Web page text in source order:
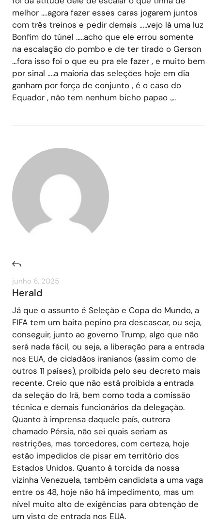
melhor ….agora fazer esses caras jogarem juntos
com três treinos e pedir demais …..vejo lá uma luz
Bonfim do túnel …..acho que ele errou somente
na escalação do pombo e de ter tirado o Gerson
…fora isso foi o que eu pra ele fazer , e muito bem
por sinal ….a maioria das seleções hoje em dia
ganham por força de conjunto , é o caso do
Equador , não tem nenhum bicho papao .,..
junho 6, 2025
Herald
Já que o assunto é Seleção e Copa do Mundo, a
FIFA tem um baita pepino pra descascar, ou seja,
conseguir, junto ao governo Trump, algo que não
será nada fácil, ou seja, a liberação para a entrada
nos EUA, de cidadãos iranianos (assim como de
outros 11 países), proibida pelo seu decreto mais
recente. Creio que não está proibida a entrada
da seleção do Irã, bem como toda a comissão
técnica e demais funcionários da delegação.
Quanto à imprensa daquele país, outrora
chamado Pérsia, não sei quais seriam as
restrições, mas torcedores, com certeza, hoje
estão impedidos de pisar em território dos
Estados Unidos. Quanto à torcida da nossa
vizinha Venezuela, também candidata a uma vaga
entre os 48, hoje não há impedimento, mas um
nível muito alto de exigências para obtenção de
um visto de entrada nos EUA.